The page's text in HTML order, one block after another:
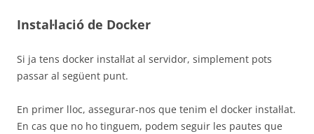
Instal·lació de Docker
Si ja tens docker instal·lat al servidor, simplement pots
passar al següent punt.
En primer lloc, assegurar-nos que tenim el docker instal·lat.
En cas que no ho tinguem, podem seguir les pautes que